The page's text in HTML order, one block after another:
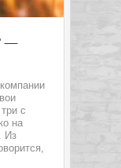
—
с
на
Из